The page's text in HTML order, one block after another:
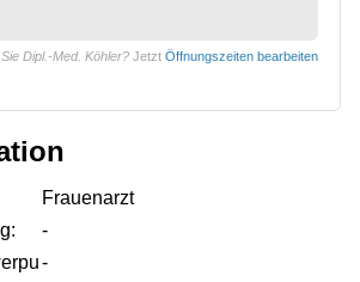
Dipl.-Med. Köhler? Jetzt Öffnungszeiten bearbeiten
Frauenarzt
-
-